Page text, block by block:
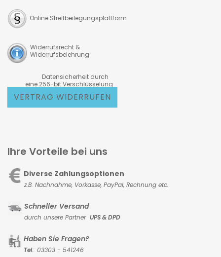
Online Streitbeilegungsplattform
Widerrufsrecht &
Widerrufsbelehrung
Datensicherheit durch
eine 256-bit Verschlüsselung
VERTRAG WIDERRUFEN
Ihre Vorteile bei uns
Diverse Zahlungsoptionen
z.B. Nachnahme, Vorkasse, PayPal, Rechnung etc.
Schneller Versand
durch unsere Partner UPS & DPD
Haben Sie Fragen?
Tel.: 03303 - 541246